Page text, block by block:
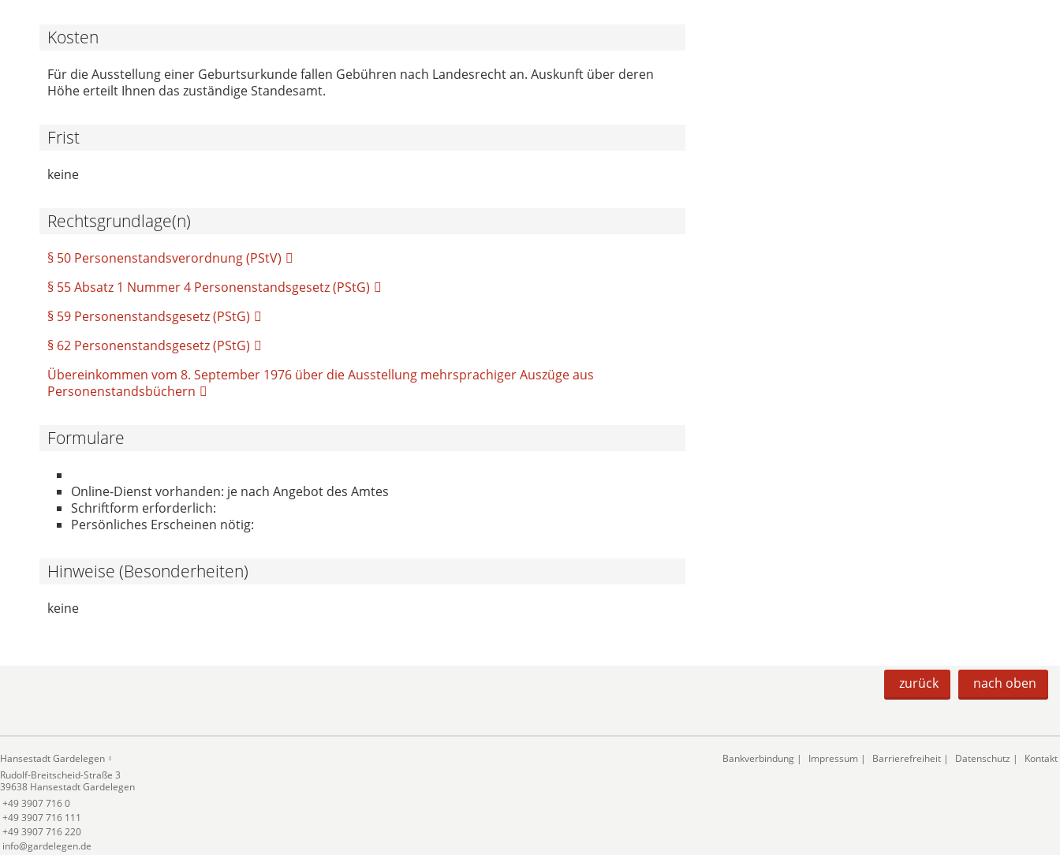
Kosten
Für die Ausstellung einer Geburtsurkunde fallen Gebühren nach Landesrecht an. Auskunft über deren
Höhe erteilt Ihnen das zuständige Standesamt.
Frist
keine
Rechtsgrundlage(n)
§ 50 Personenstandsverordnung (PStV)
§ 55 Absatz 1 Nummer 4 Personenstandsgesetz (PStG)
§ 59 Personenstandsgesetz (PStG)
§ 62 Personenstandsgesetz (PStG)
Übereinkommen vom 8. September 1976 über die Ausstellung mehrsprachiger Auszüge aus
Personenstandsbüchern
Formulare
Online-Dienst vorhanden: je nach Angebot des Amtes
Schriftform erforderlich:
Persönliches Erscheinen nötig:
Hinweise (Besonderheiten)
keine
zurück nach oben
Hansestadt Gardelegen
Rudolf-Breitscheid-Straße 3
39638 Hansestadt Gardelegen
+49 3907 716 0
+49 3907 716 111
+49 3907 716 220
info@gardelegen.de
Bankverbindung| Impressum| Barrierefreiheit| Datenschutz | Kontakt